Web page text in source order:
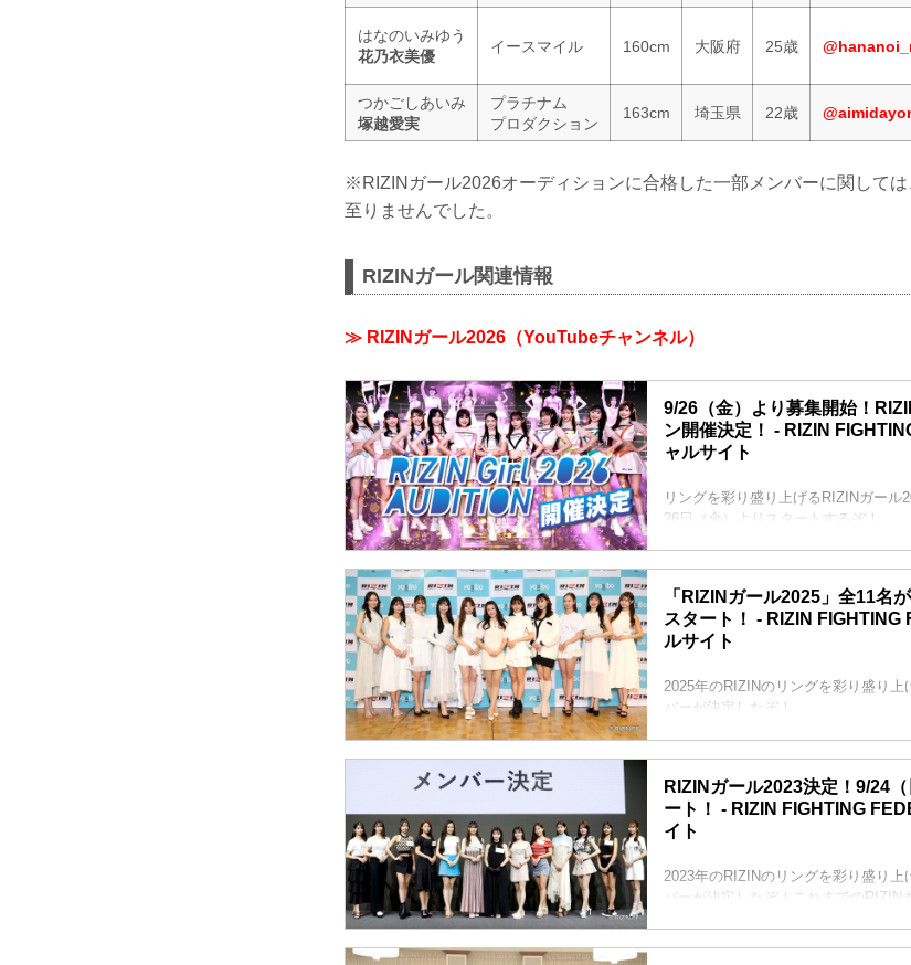
はなのいみゆう
花乃衣美優
イースマイル 160cm 大阪府 25歳
つかごしあいみ
塚越愛実
プラチナム
プロダクション
163cm 埼玉県 22歳
※RIZINガール2026オーディションに合格した一部メンバーに関して
至りませんでした。
RIZINガール関連情報
≫ RIZINガール2026（YouTubeチャンネル）
9/26（金）より募集開始！
ン開催決定！ - RIZIN
ャルサイト
リングを彩り盛り上げるRIZINガール
26日（金）よりスタートするぞ！
RIZINガール2026として様々な活動
期間・日時 内容
9月26日（金）〜10月17日（金） 募
10月18日（土）〜10月21日（火） 一
11月17日（月）〜11月21...
「RIZINガール2025」全11名
スタート！ - RIZIN FIGHTING
ルサイト
2025年のRIZINのリングを彩り盛り
バーが決定したぞ！
応募総数約400名の中から、一次、
リングを華麗に彩る「RIZINガール
RIZINガール2025 任期
2025年1月1日〜2025年12月31日（予定
RIKO（りこ）
RIKO（りこ）
RIZINガール2023決定！9/24
ート！ - RIZIN FIGHTING
イト
2023年のRIZINのリングを彩り盛り
バーが決定したぞ！これまでのRIZIN
「歌」と「ダンス」を取り入れ、よ